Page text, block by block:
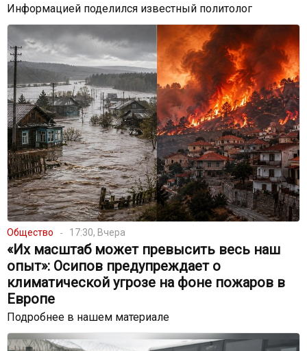
Информацией поделился известный политолог
Общество 17:30, Вчера
«Их масштаб может превысить весь наш
опыт»: Осипов предупреждает о
климатической угрозе на фоне пожаров в
Европе
Подробнее в нашем материале